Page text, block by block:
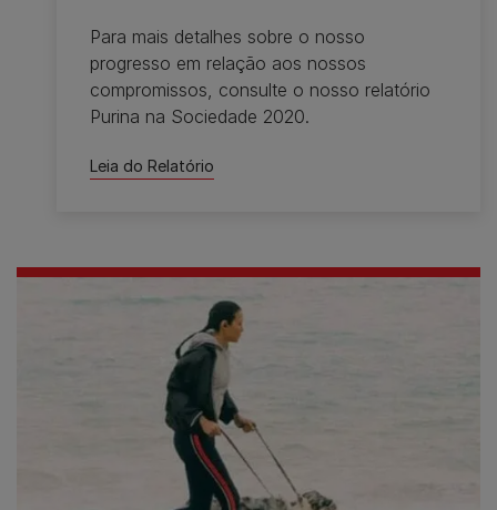
Para mais detalhes sobre o nosso
progresso em relação aos nossos
compromissos, consulte o nosso relatório
Purina na Sociedade 2020.
Leia do Relatório